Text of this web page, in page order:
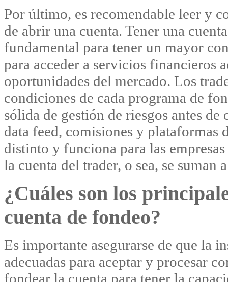
Por último, es recomendable leer y
de abrir una cuenta. Tener una
fundamental para tener un mayor
para acceder a servicios financieros
oportunidades del mercado. Los
condiciones de cada programa de
sólida de gestión de riesgos antes
data feed, comisiones y plataformas
distinto y funciona para las
la cuenta del trader, o sea, se suman
¿Cuáles son los
cuenta de fondeo?
Es importante asegurarse de que la
adecuadas para aceptar y procesar
fondear la cuenta para tener la